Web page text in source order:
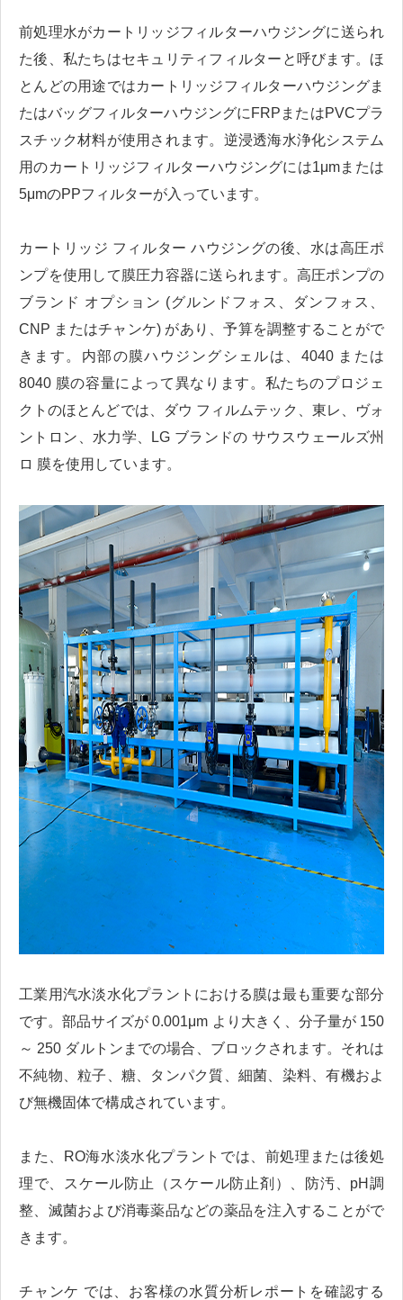
前処理水がカートリッジフィルターハウジングに送られ
た後、私たちはセキュリティフィルターと呼びます。ほ
とんどの用途ではカートリッジフィルターハウジングま
たはバッグフィルターハウジングにFRPまたはPVCプラ
スチック材料が使用されます。逆浸透海水浄化システム
用のカートリッジフィルターハウジングには1μmまたは
5μmのPPフィルターが入っています。
カートリッジ フィルター ハウジングの後、水は高圧ポ
ンプを使用して膜圧力容器に送られます。高圧ポンプの
ブランド オプション (グルンドフォス、ダンフォス、
CNP またはチャンケ) があり、予算を調整することがで
きます。内部の膜ハウジングシェルは、4040 または
8040 膜の容量によって異なります。私たちのプロジェ
クトのほとんどでは、ダウ フィルムテック、東レ、ヴォ
ントロン、水力学、LG ブランドの サウスウェールズ州
ロ 膜を使用しています。
工業用汽水淡水化プラントにおける膜は最も重要な部分
です。部品サイズが 0.001μm より大きく、分子量が 150
～ 250 ダルトンまでの場合、ブロックされます。それは
不純物、粒子、糖、タンパク質、細菌、染料、有機およ
び無機固体で構成されています。
また、RO海水淡水化プラントでは、前処理または後処
理で、スケール防止（スケール防止剤）、防汚、pH調
整、滅菌および消毒薬品などの薬品を注入することがで
きます。
チャンケ では、お客様の水質分析レポートを確認する